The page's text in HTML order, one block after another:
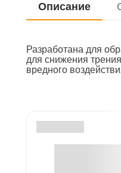
Описание
Разработана для
для снижения
вредного